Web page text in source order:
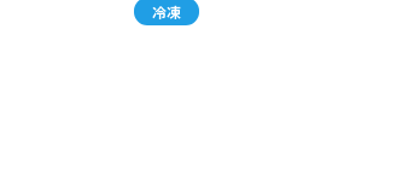
冷凍